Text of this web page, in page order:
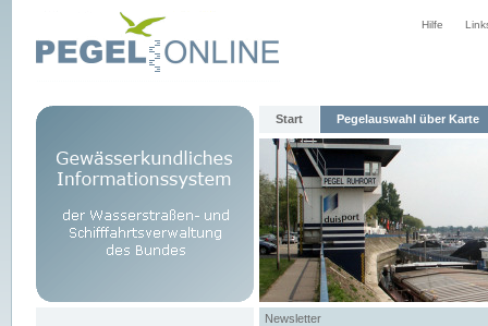
Hilfe
Start Pegelauswahl über Karte
Newsletter